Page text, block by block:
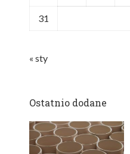
31
« sty
Ostatnio dodane